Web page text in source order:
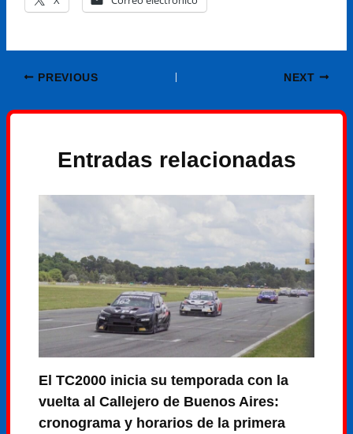
PREVIOUS NEXT
Entradas relacionadas
El TC2000 inicia su temporada con la
vuelta al Callejero de Buenos Aires:
cronograma y horarios de la primera